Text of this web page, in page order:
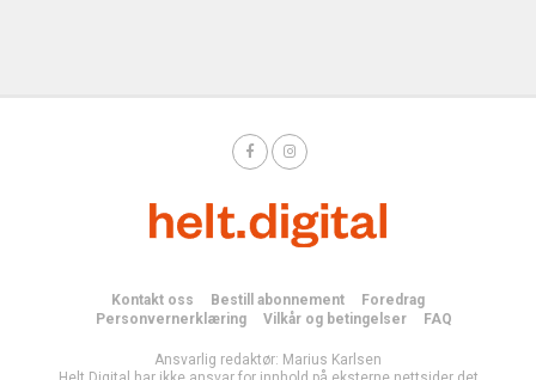
Kontakt oss Bestill abonnement
Foredrag
Personvernerklæring
Vilkår og betingelser FAQ
Ansvarlig redaktør: Marius Karlsen